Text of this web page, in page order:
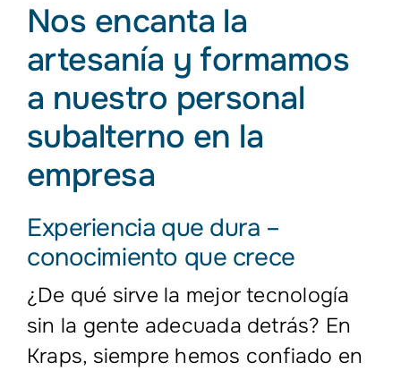
Nos encanta la
artesanía y formamos
a nuestro personal
subalterno en la
empresa
Experiencia que dura –
conocimiento que crece
¿De qué sirve la mejor tecnología
sin la gente adecuada detrás? En
Kraps, siempre hemos confiado en